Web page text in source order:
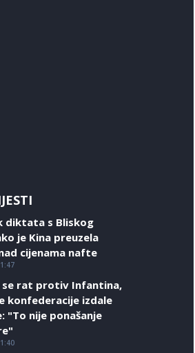
diktata s Bliskog
je Kina preuzela
cijenama nafte
se rat protiv Infantina,
konfederacije izdale
"To nije ponašanje